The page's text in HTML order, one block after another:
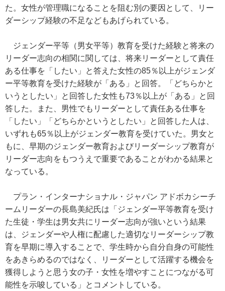
た。女性が管理職になることを阻む別の要因として、リー
ダーシップ経験の不足などもあげられている。
ジェンダー平等（男女平等）教育を受けた経験と将来の
リーダー志向の相関に関しては、将来リーダーとして責任
ある仕事を「したい」と答えた女性の85％以上がジェンダ
ー平等教育を受けた経験が「ある」と回答。「どちらかと
いうとしたい」と回答した女性も73％以上が「ある」と回
答した。また、男性でもリーダーとして責任ある仕事を
「したい」「どちらかというとしたい」と回答した人は、
いずれも65％以上がジェンダー教育を受けていた。男女と
もに、早期のジェンダー教育およびリーダーシップ教育が
リーダー志向をもつうえで重要であることがわかる結果と
なっている。
プラン・インターナショナル・ジャパン アドボカシーチ
ームリーダーの長島美紀氏は「ジェンダー平等教育を受け
た生徒・学生は男女共にリーダー志向が強いという結果
は、ジェンダーや人権に配慮した適切なリーダーシップ教
育を早期に導入することで、学生時から自分自身の可能性
をあきらめるのではなく、リーダーとして活躍する機会を
獲得しようと思う女の子・女性を増やすことにつながる可
能性を示唆している」とコメントしている。